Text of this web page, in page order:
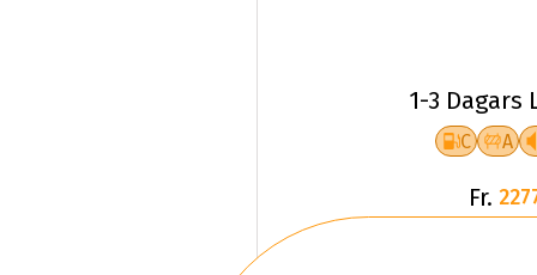
1-3 Dagars
C A
Fr.